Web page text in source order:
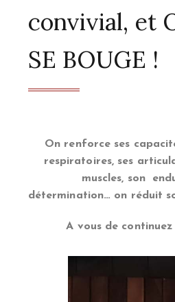
convivial, et
SE BOUGE !
On renforce ses
respiratoires, ses
muscles, son
détermination… on réduit
A vous de